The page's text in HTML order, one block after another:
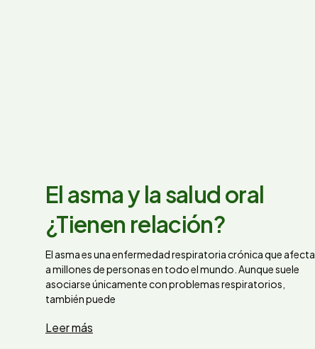
El asma y la salud oral
¿Tienen relación?
El asma es una enfermedad respiratoria crónica que afecta
a millones de personas en todo el mundo. Aunque suele
asociarse únicamente con problemas respiratorios,
también puede
Leer más